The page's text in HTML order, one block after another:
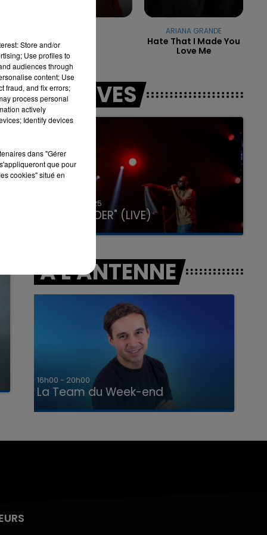
- 12h00
WEEK-END
ARIANA GRANDE
Hate That I Made You
Love Me
LES LIVES
31 janvier 2025
GIMS "SPIDER" (LIVE)
A L'ANTENNE
7h00 - 12h00
La Team du Week-end
Store and/or
Use profiles to
audiences through
content; Use
fraud, and fix errors;
process personal
actively
Identify devices
dans "Gérer
que pour
cookies" situé en